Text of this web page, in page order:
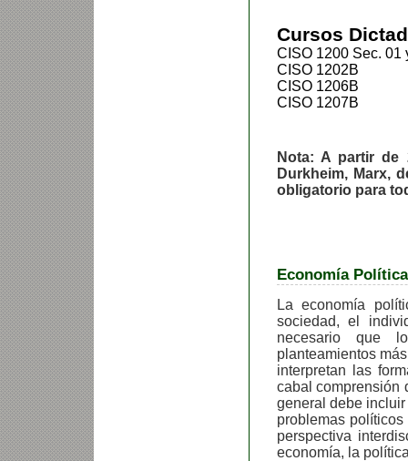
Cursos
CISO 1200 Sec.
CISO 1202B
CISO 1206B
CISO 1207B
Nota: A partir de
Durkheim, Marx,
obligatorio para
Economía
La economía
sociedad, el
necesario que
planteamientos
interpretan las
cabal comprensión
general debe
problemas
perspectiva
economía, la